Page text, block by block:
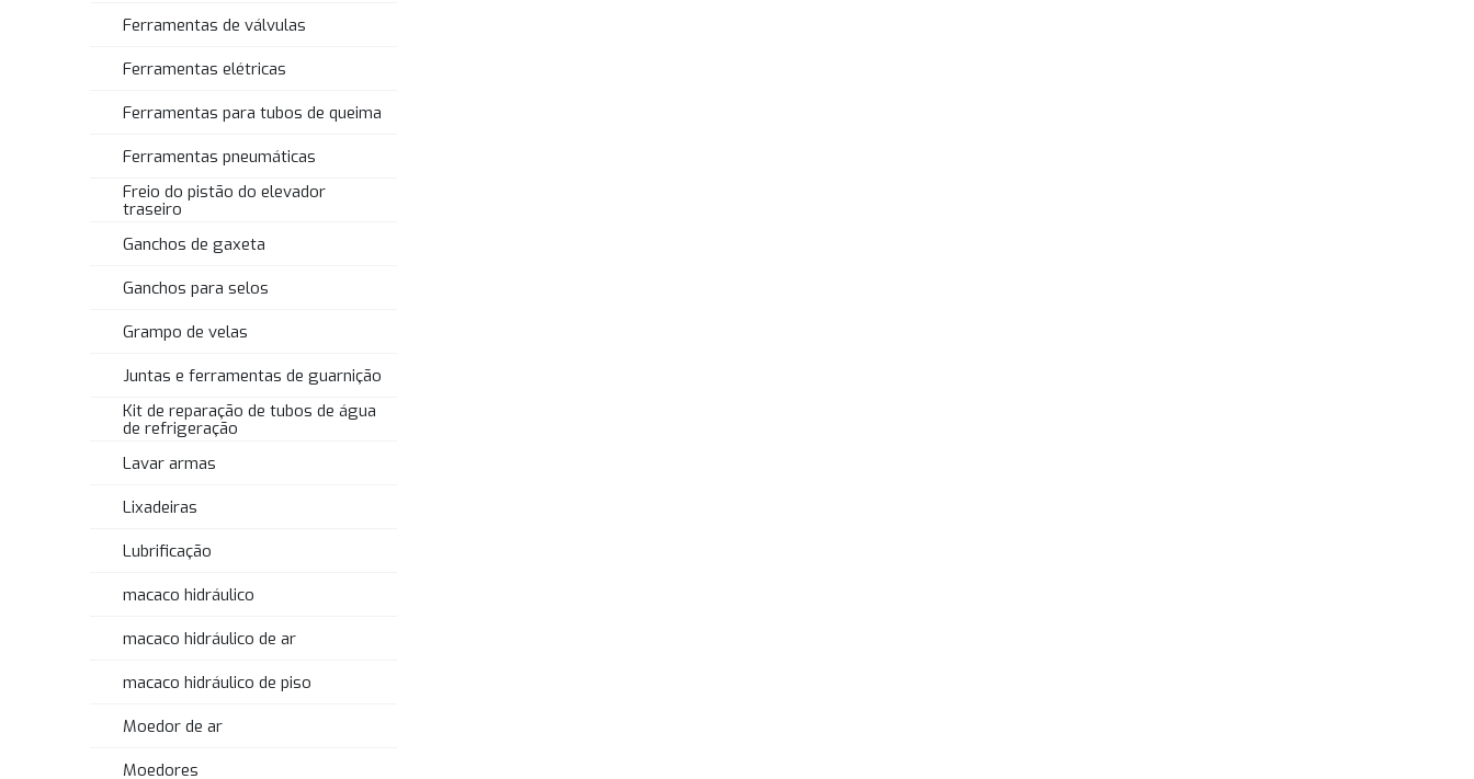
Ferramentas de válvulas
Ferramentas elétricas
Ferramentas para tubos de queima
Ferramentas pneumáticas
Freio do pistão do elevador
traseiro
Ganchos de gaxeta
Ganchos para selos
Grampo de velas
Juntas e ferramentas de guarnição
Kit de reparação de tubos de água
de refrigeração
Lavar armas
Lixadeiras
Lubrificação
macaco hidráulico
macaco hidráulico de ar
macaco hidráulico de piso
Moedor de ar
Moedores